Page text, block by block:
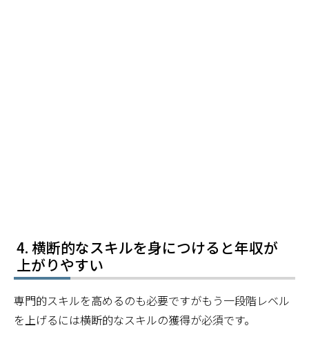
横断的なスキルを身につけると年収が
上がりやすい
専門的スキルを高めるのも必要ですがもう一段階レベル
を上げるには横断的なスキルの獲得が必須です。